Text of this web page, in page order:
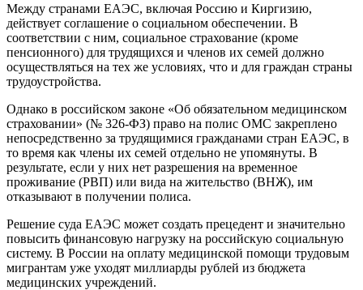
Между странами ЕАЭС, включая Россию и Киргизию,
действует соглашение о социальном обеспечении. В
соответствии с ним, социальное страхование (кроме
пенсионного) для трудящихся и членов их семей должно
осуществляться на тех же условиях, что и для граждан страны
трудоустройства.
Однако в российском законе «Об обязательном медицинском
страховании» (№ 326-ФЗ) право на полис ОМС закреплено
непосредственно за трудящимися гражданами стран ЕАЭС, в
то время как члены их семей отдельно не упомянуты. В
результате, если у них нет разрешения на временное
проживание (РВП) или вида на жительство (ВНЖ), им
отказывают в получении полиса.
Решение суда ЕАЭС может создать прецедент и значительно
повысить финансовую нагрузку на российскую социальную
систему. В России на оплату медицинской помощи трудовым
мигрантам уже уходят миллиарды рублей из бюджета
медицинских учреждений.